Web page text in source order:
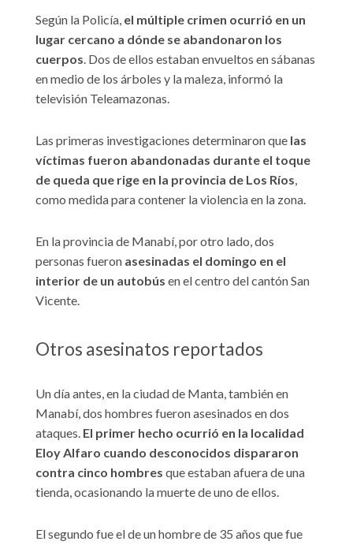
Según la Policía, el múltiple crimen ocurrió en un
lugar cercano a dónde se abandonaron los
cuerpos. Dos de ellos estaban envueltos en sábanas
en medio de los árboles y la maleza, informó la
televisión Teleamazonas.
Las primeras investigaciones determinaron que las
víctimas fueron abandonadas durante el toque
de queda que rige en la provincia de Los Ríos,
como medida para contener la violencia en la zona.
En la provincia de Manabí, por otro lado, dos
personas fueron asesinadas el domingo en el
interior de un autobús en el centro del cantón San
Vicente.
Otros asesinatos reportados
Un día antes, en la ciudad de Manta, también en
Manabí, dos hombres fueron asesinados en dos
ataques. El primer hecho ocurrió en la localidad
Eloy Alfaro cuando desconocidos dispararon
contra cinco hombres que estaban afuera de una
tienda, ocasionando la muerte de uno de ellos.
El segundo fue el de un hombre de 35 años que fue